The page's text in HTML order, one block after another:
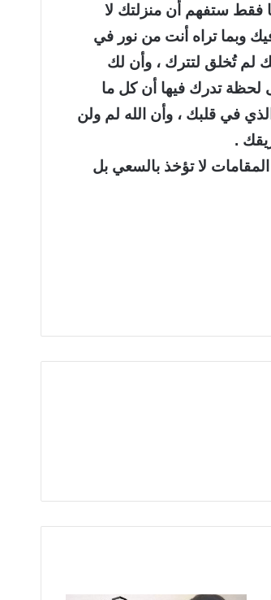
فقط ستفهم أن منزلتك لا
وبما تراه أنت من نور في
لم تُخلق لتترك ، وأن لك
لحظة تدرك فيها أن كل ما
في قلبك ، وأن الله لم ولن
.
لا تؤخذ بالسعي بل